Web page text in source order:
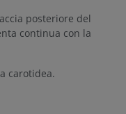
posteriore del
continua con la
carotidea.